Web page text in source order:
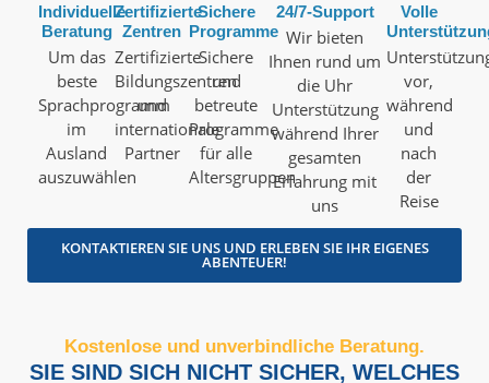
Individuelle
Beratung
Um das
beste
Sprachprogramm
im
Ausland
auszuwählen
Zertifizierte
Zentren
Zertifizierte
Bildungszentren
und
internationale
Partner
Sichere
Programme
Sichere
und
betreute
Programme
für alle
Altersgruppen
24/7-Support
Wir bieten
Ihnen rund um
die Uhr
Unterstützung
während Ihrer
gesamten
Erfahrung mit
uns
Volle
vor,
während
und
nach
der
Reise
KONTAKTIEREN SIE UNS UND ERLEBEN SIE IHR EIGENES
ABENTEUER!
Kostenlose und unverbindliche Beratung.
SIE SIND SICH NICHT SICHER, WELCHES